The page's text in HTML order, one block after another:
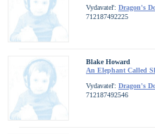
Vydavateľ: Dragon's
712187492225
Blake Howard
An Elephant Called
Vydavateľ: Dragon's
712187492546